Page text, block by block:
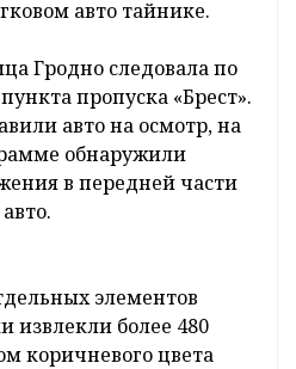
на
брестские
авто тайнике.